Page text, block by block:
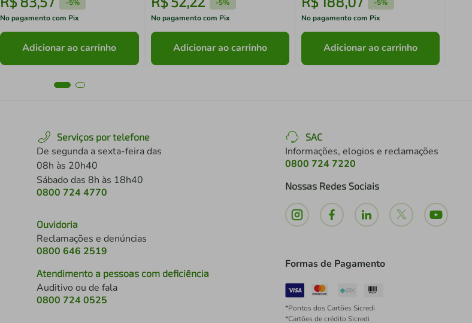
-5%
No pagamento com Pix
Adicionar ao carrinho
-5%
No pagamento com Pix
Adicionar ao carrinho
-5%
No pagamento com Pix
Adicionar ao carrinho
Serviços por telefone
De segunda a sexta-feira das
08h às 20h40
Sábado das 8h às 18h40
0800 724 4770
Ouvidoria
Reclamações e denúncias
0800 646 2519
Atendimento a pessoas com deficiência
Auditivo ou de fala
0800 724 0525
SAC
Informações, elogios e reclamações
0800 724 7220
Nossas Redes Sociais
Formas de Pagamento
*Pontos dos Cartões Sicredi
*Cartões de crédito Sicredi